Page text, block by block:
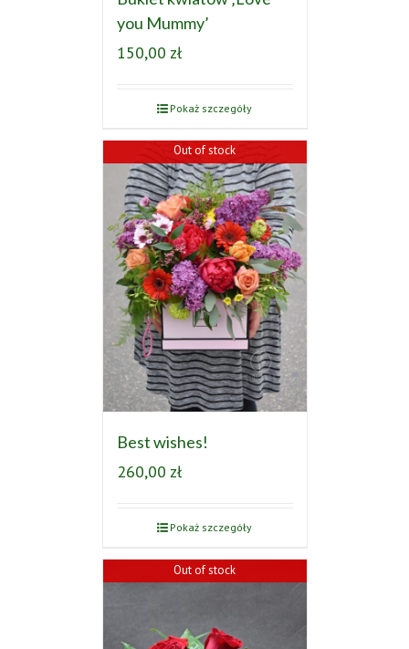
you Mummy’
150,00 zł
Pokaż szczegóły
Out of stock
Best wishes!
260,00 zł
Pokaż szczegóły
Out of stock